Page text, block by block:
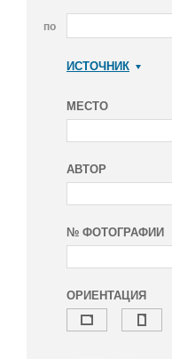
по
ИСТОЧНИК
МЕСТО
АВТОР
№ ФОТОГРАФИИ
ОРИЕНТАЦИЯ